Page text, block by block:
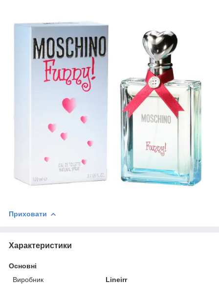
Приховати
Характеристики
Основні
Виробник
Lineirr